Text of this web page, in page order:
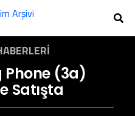
Phone (3a)
Satışta